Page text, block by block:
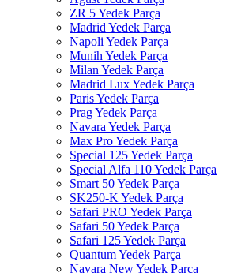
ZR 5 Yedek Parça
Madrid Yedek Parça
Napoli Yedek Parça
Munih Yedek Parça
Milan Yedek Parça
Madrid Lux Yedek Parça
Paris Yedek Parça
Prag Yedek Parça
Navara Yedek Parça
Max Pro Yedek Parça
Special 125 Yedek Parça
Special Alfa 110 Yedek Parça
Smart 50 Yedek Parça
SK250-K Yedek Parça
Safari PRO Yedek Parça
Safari 50 Yedek Parça
Safari 125 Yedek Parça
Quantum Yedek Parça
Navara New Yedek Parça